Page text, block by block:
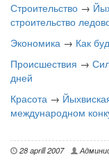
Строительство →
строительство
Экономика → Как
Происшествия →
дней
Красота →
международном
28 aprill 2007